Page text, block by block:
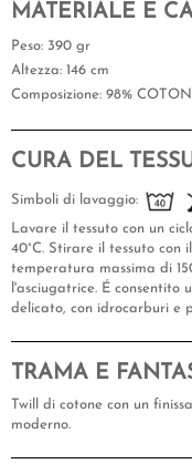
MATERIALE E
Peso: 390 gr
Altezza: 146 cm
Composizione: 98%
CURA DEL
Simboli di lavaggio:
Lavare il tessuto con un
40°C. Stirare il tessuto
temperatura massima di
l'asciugatrice. É consentito
delicato, con idrocarburi e
TRAMA E
Twill di cotone con un
moderno.